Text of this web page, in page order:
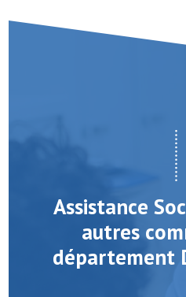
Assistance
autres
département